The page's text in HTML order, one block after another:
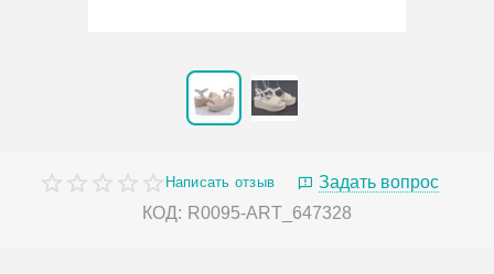
Написать отзыв
Задать вопрос
КОД: R0095-ART_647328